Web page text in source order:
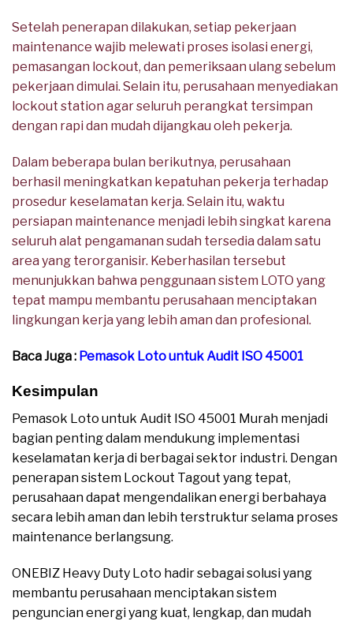
Setelah penerapan dilakukan, setiap pekerjaan
maintenance wajib melewati proses isolasi energi,
pemasangan lockout, dan pemeriksaan ulang sebelum
pekerjaan dimulai. Selain itu, perusahaan menyediakan
lockout station agar seluruh perangkat tersimpan
dengan rapi dan mudah dijangkau oleh pekerja.
Dalam beberapa bulan berikutnya, perusahaan
berhasil meningkatkan kepatuhan pekerja terhadap
prosedur keselamatan kerja. Selain itu, waktu
persiapan maintenance menjadi lebih singkat karena
seluruh alat pengamanan sudah tersedia dalam satu
area yang terorganisir. Keberhasilan tersebut
menunjukkan bahwa penggunaan sistem LOTO yang
tepat mampu membantu perusahaan menciptakan
lingkungan kerja yang lebih aman dan profesional.
Baca Juga : Pemasok Loto untuk Audit ISO 45001
Kesimpulan
Pemasok Loto untuk Audit ISO 45001 Murah menjadi
bagian penting dalam mendukung implementasi
keselamatan kerja di berbagai sektor industri. Dengan
penerapan sistem Lockout Tagout yang tepat,
perusahaan dapat mengendalikan energi berbahaya
secara lebih aman dan lebih terstruktur selama proses
maintenance berlangsung.
ONEBIZ Heavy Duty Loto hadir sebagai solusi yang
membantu perusahaan menciptakan sistem
penguncian energi yang kuat, lengkap, dan mudah